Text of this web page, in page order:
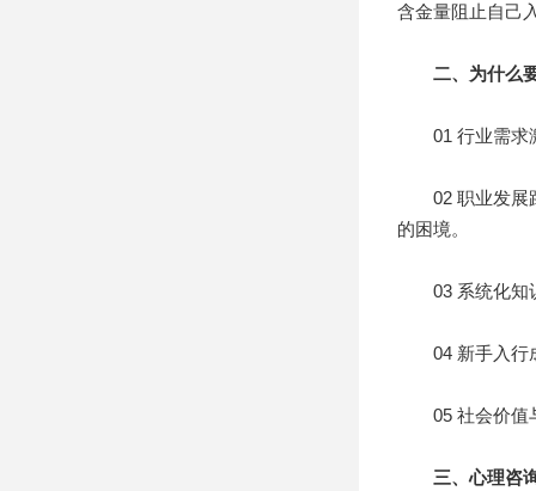
含金量阻止自己
二、为什么
01 行业需求激
02 职业发展路
的困境。
03 系统化知识
04 新手入行成
05 社会价值与
三、心理咨